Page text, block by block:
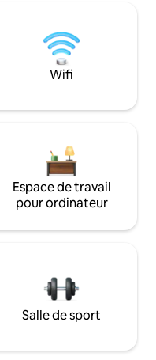
Wifi
Espace de travail
pour ordinateur
Salle de sport